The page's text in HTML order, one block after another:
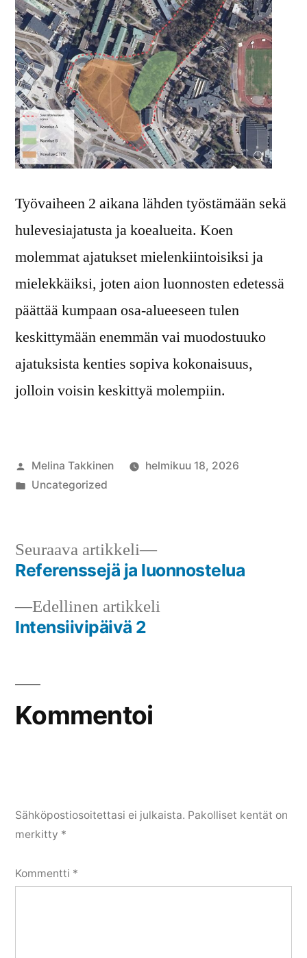
Työvaiheen 2 aikana lähden työstämään sekä
hulevesiajatusta ja koealueita. Koen
molemmat ajatukset mielenkiintoisiksi ja
mielekkäiksi, joten aion luonnosten edetessä
päättää kumpaan osa-alueeseen tulen
keskittymään enemmän vai muodostuuko
ajatuksista kenties sopiva kokonaisuus,
jolloin voisin keskittyä molempiin.
Artikkelin
julkaisija
Melina Takkinen
helmikuu 18, 2026
Julkaistu
Uncategorized
Artikkelien
selaus
Edellinen artikkeliEdellinen
Intensiivipäivä 2
Seuraava artikkeli
Seuraava
artikkeli:
Referenssejä ja luonnostelua
Kommentoi
Sähköpostiosoitettasi ei julkaista. Pakolliset kentät on
merkitty *
Kommentti *